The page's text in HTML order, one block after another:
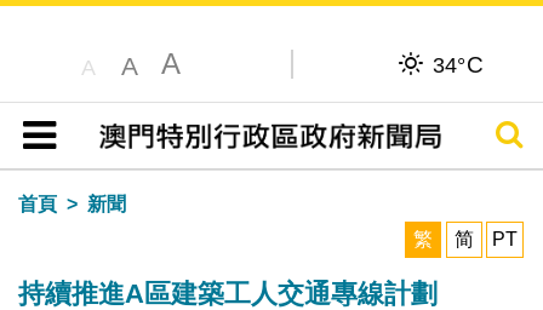
A A A 34°C
目錄
搜尋
首頁
新聞
繁
简 PT
持續推進A區建築工人交通專線計劃